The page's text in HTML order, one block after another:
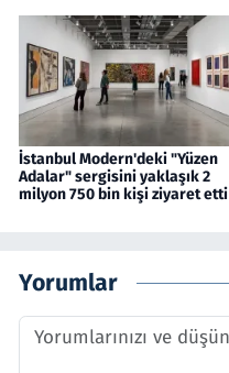
İstanbul Modern'deki "Yüzen
Adalar" sergisini yaklaşık 2
milyon 750 bin kişi ziyaret etti
Yorumlar